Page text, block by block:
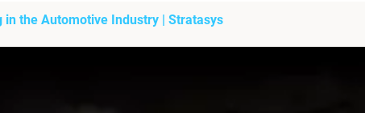
the Automotive Industry | Stratasys